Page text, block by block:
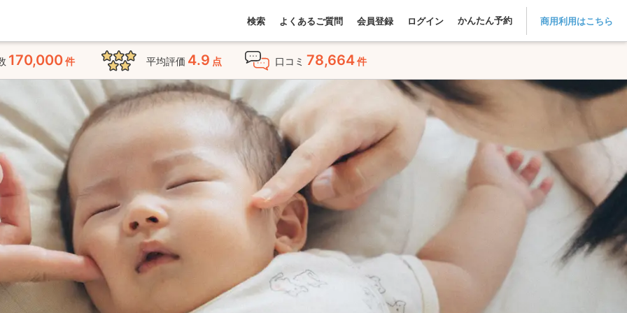
検索 よくあるご質問 会員登録 ログイン かんたん予約 商用利用はこちら
170,000件 平均評価 4.9 点 口コミ 78,664件